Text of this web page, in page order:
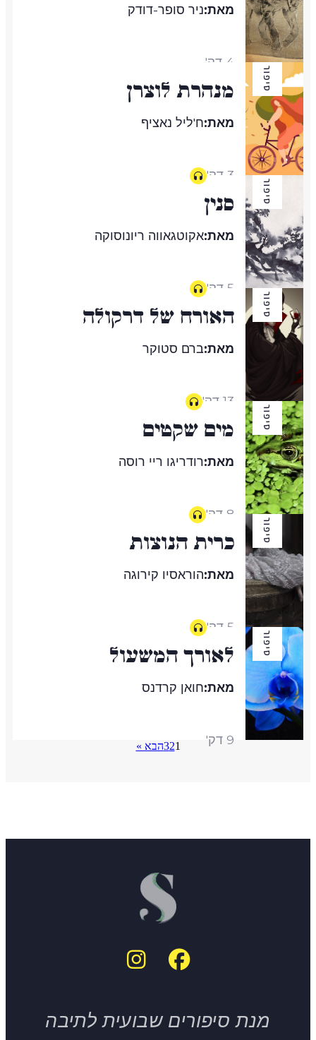
מאת:ניר סופר-דודק
4 דק'
סיפור מנהרת לוצרן
מאת:ח'ליל נאציף
3 דק'
סיפור סֵנין
מאת:אקוטגאווה ריונוסוקה
5 דק'
סיפור האורח של דרקולה
מאת:ברם סטוקר
13 דק'
סיפור מים שקטים
מאת:רודריגו ריי רוסה
8 דק'
סיפור כרית הנוצות
מאת:הוראסיו קירוגה
5 דק'
סיפור לאורך המשעול
מאת:חואן קרדנס
9 דק' 1
2
3הבא »
מנת סיפורים שבועית לתיבה